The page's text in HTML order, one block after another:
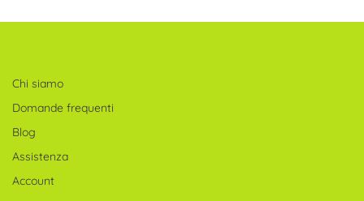
Chi siamo
Domande frequenti
Blog
Assistenza
Account